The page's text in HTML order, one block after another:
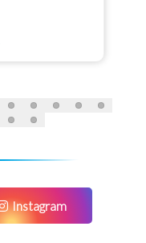
Instagram